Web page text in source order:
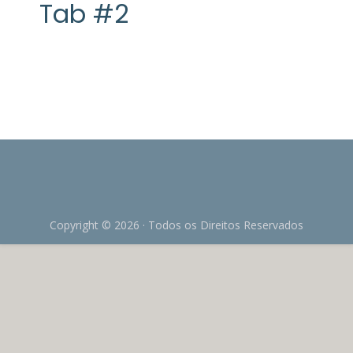
Tab #2
Copyright © 2026 · Todos os Direitos Reservados